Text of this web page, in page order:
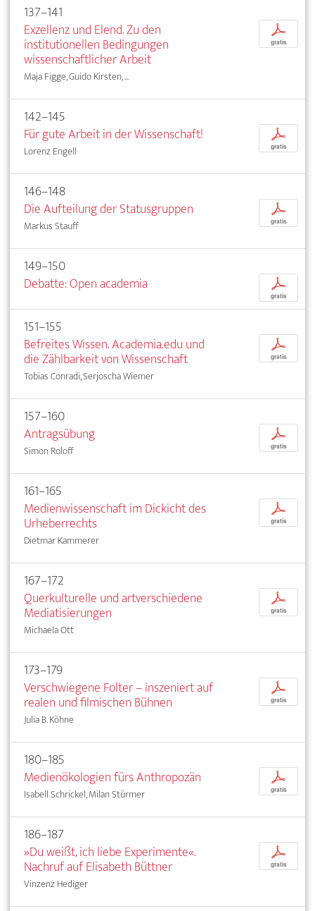
137–141
Exzellenz und Elend. Zu den
institutionellen Bedingungen
wissenschaftlicher Arbeit
Maja Figge, Guido Kirsten, ...
p
gratis
142–145
Für gute Arbeit in der Wissenschaft!
Lorenz Engell
p
gratis
146–148
Die Aufteilung der Statusgruppen
Markus Stauff
p
gratis
149–150
Debatte: Open academia
p
gratis
151–155
Befreites Wissen. Academia.edu und
die Zählbarkeit von Wissenschaft
Tobias Conradi, Serjoscha Wiemer
p
gratis
157–160
Antragsübung
Simon Roloff
p
gratis
161–165
Medienwissenschaft im Dickicht des
Urheberrechts
Dietmar Kammerer
p
gratis
167–172
Querkulturelle und artverschiedene
Mediatisierungen
Michaela Ott
p
gratis
173–179
Verschwiegene Folter – inszeniert auf
realen und filmischen Bühnen
Julia B. Köhne
p
gratis
180–185
Medienökologien fürs Anthropozän
Isabell Schrickel, Milan Stürmer
p
gratis
186–187
»Du weißt, ich liebe Experimente«.
Nachruf auf Elisabeth Büttner
Vinzenz Hediger
p
gratis